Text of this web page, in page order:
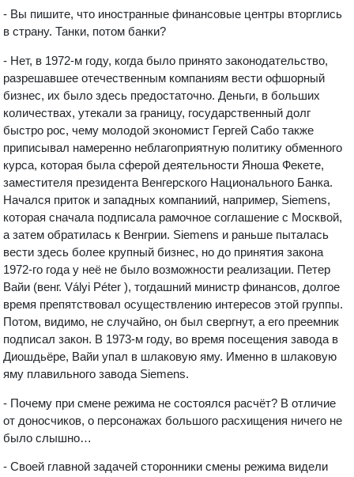
- Вы пишите, что иностранные финансовые центры вторглись
в страну. Танки, потом банки?
- Нет, в 1972-м году, когда было принято законодательство,
разрешавшее отечественным компаниям вести офшорный
бизнес, их было здесь предостаточно. Деньги, в больших
количествах, утекали за границу, государственный долг
быстро рос, чему молодой экономист Гергей Сабо также
приписывал намеренно неблагоприятную политику обменного
курса, которая была сферой деятельности Яноша Фекете,
заместителя президента Венгерского Национального Банка.
Начался приток и западных компаниий, например, Siemens,
которая сначала подписала рамочное соглашение с Москвой,
а затем обратилась к Венгрии. Siemens и раньше пыталась
вести здесь более крупный бизнес, но до принятия закона
1972-го года у неё не было возможности реализации. Петер
Вайи (венг. Vályi Péter ), тогдашний министр финансов, долгое
время препятствовал осуществлению интересов этой группы.
Потом, видимо, не случайно, он был свергнут, а его преемник
подписал закон. В 1973-м году, во время посещения завода в
Диошдьёре, Вайи упал в шлаковую яму. Именно в шлаковую
яму плавильного завода Siemens.
- Почему при смене режима не состоялся расчёт? В отличие
от доносчиков, о персонажах большого расхищения ничего не
было слышно…
- Своей главной задачей сторонники смены режима видели